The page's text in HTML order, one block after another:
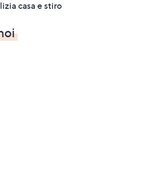
casa e stiro